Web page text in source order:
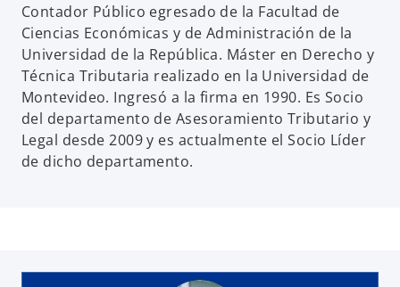
Contador Público egresado de la Facultad de
Ciencias Económicas y de Administración de la
Universidad de la República. Máster en Derecho y
Técnica Tributaria realizado en la Universidad de
Montevideo. Ingresó a la firma en 1990. Es Socio
del departamento de Asesoramiento Tributario y
Legal desde 2009 y es actualmente el Socio Líder
de dicho departamento.